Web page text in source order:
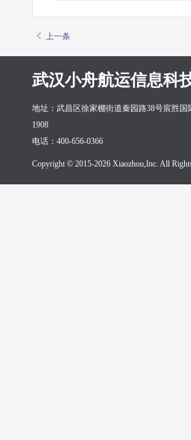
上一条
武汉小舟航运信息科
地址：武昌区徐家棚街道秦园路38号宸胜国
1908
电话：400-656-0366
Copyright © 2015-2026 Xiaozhou,Inc. All